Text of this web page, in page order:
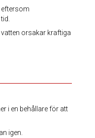
eftersom
orsakar kraftiga
i en behållare för att
igen.